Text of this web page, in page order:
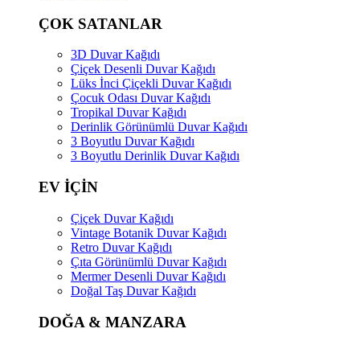
ÇOK SATANLAR
3D Duvar Kağıdı
Çiçek Desenli Duvar Kağıdı
Lüks İnci Çiçekli Duvar Kağıdı
Çocuk Odası Duvar Kağıdı
Tropikal Duvar Kağıdı
Derinlik Görünümlü Duvar Kağıdı
3 Boyutlu Duvar Kağıdı
3 Boyutlu Derinlik Duvar Kağıdı
EV İÇİN
Çiçek Duvar Kağıdı
Vintage Botanik Duvar Kağıdı
Retro Duvar Kağıdı
Çıta Görünümlü Duvar Kağıdı
Mermer Desenli Duvar Kağıdı
Doğal Taş Duvar Kağıdı
DOĞA & MANZARA